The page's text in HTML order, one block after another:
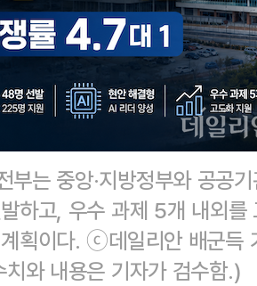
부는 중앙·지방정부와 공공
하고, 우수 과제 5개 내외를
획이다. ⓒ데일리안 배군득
치와 내용은 기자가 검수함.)